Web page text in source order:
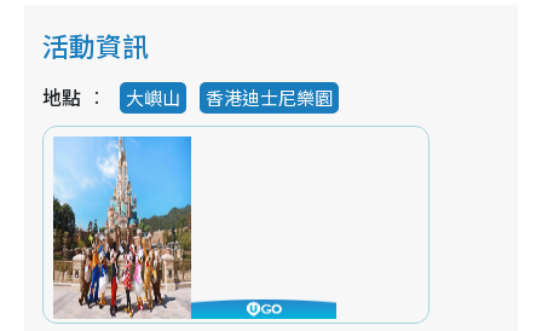
活動資訊
地點 大嶼山 香港迪士尼樂園